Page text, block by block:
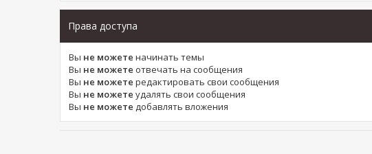
Права доступа
Вы не можете начинать темы
Вы не можете отвечать на сообщения
Вы не можете редактировать свои сообщения
Вы не можете удалять свои сообщения
Вы не можете добавлять вложения